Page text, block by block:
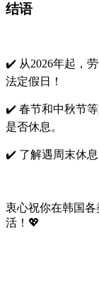
结语
✔️ 从2026年起，
法定假日！
✔️ 春节和中秋节
是否休息。
✔️ 了解遇周末休
衷心祝你在韩国
活！💖